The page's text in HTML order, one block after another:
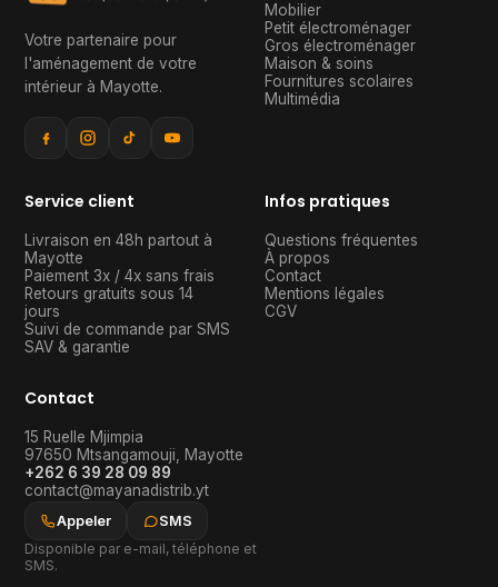
Votre partenaire pour
l'aménagement de votre
intérieur à Mayotte.
Mobilier
Petit électroménager
Gros électroménager
Maison & soins
Fournitures scolaires
Multimédia
Service client
Livraison en 48h partout à
Mayotte
Paiement 3x / 4x sans frais
Retours gratuits sous 14
jours
Suivi de commande par SMS
SAV & garantie
Infos pratiques
Questions fréquentes
À propos
Contact
Mentions légales
CGV
Contact
15 Ruelle Mjimpia
97650 Mtsangamouji, Mayotte
+262 6 39 28 09 89
contact@mayanadistrib.yt
Appeler
SMS
Disponible par e-mail, téléphone et
SMS.